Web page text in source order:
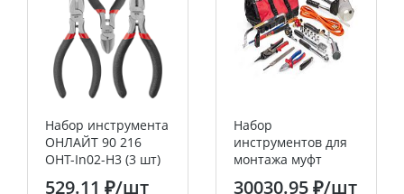
Набор инструмента
ОНЛАЙТ 90 216
OHT-In02-H3 (3 шт)
529.11 ₽/шт
Набор
инструментов для
монтажа муфт
НИМ-2 «Бумага +
30030.95 ₽/шт